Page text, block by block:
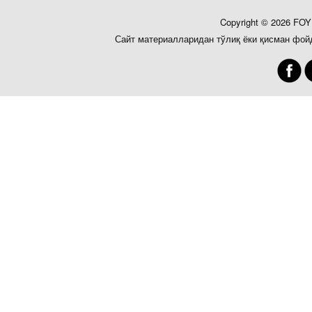
Copyright © 2026
Сайт материалларидан тўлиқ ёки қисман